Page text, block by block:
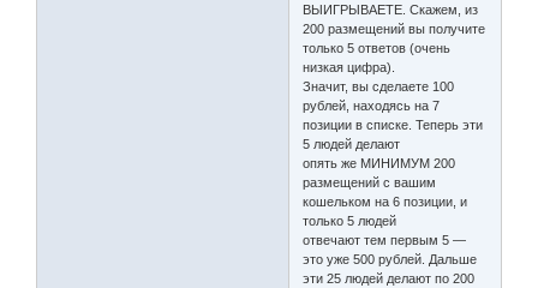
ВЫИГРЫВАЕТЕ. Скажем, из
200 размещений вы получите
только 5 ответов (очень
низкая цифра).
Значит, вы сделаете 100
рублей, находясь на 7
позиции в списке. Теперь эти
5 людей делают
опять же МИНИМУМ 200
размещений с вашим
кошельком на 6 позиции, и
только 5 людей
отвечают тем первым 5 —
это уже 500 рублей. Дальше
эти 25 людей делают по 200